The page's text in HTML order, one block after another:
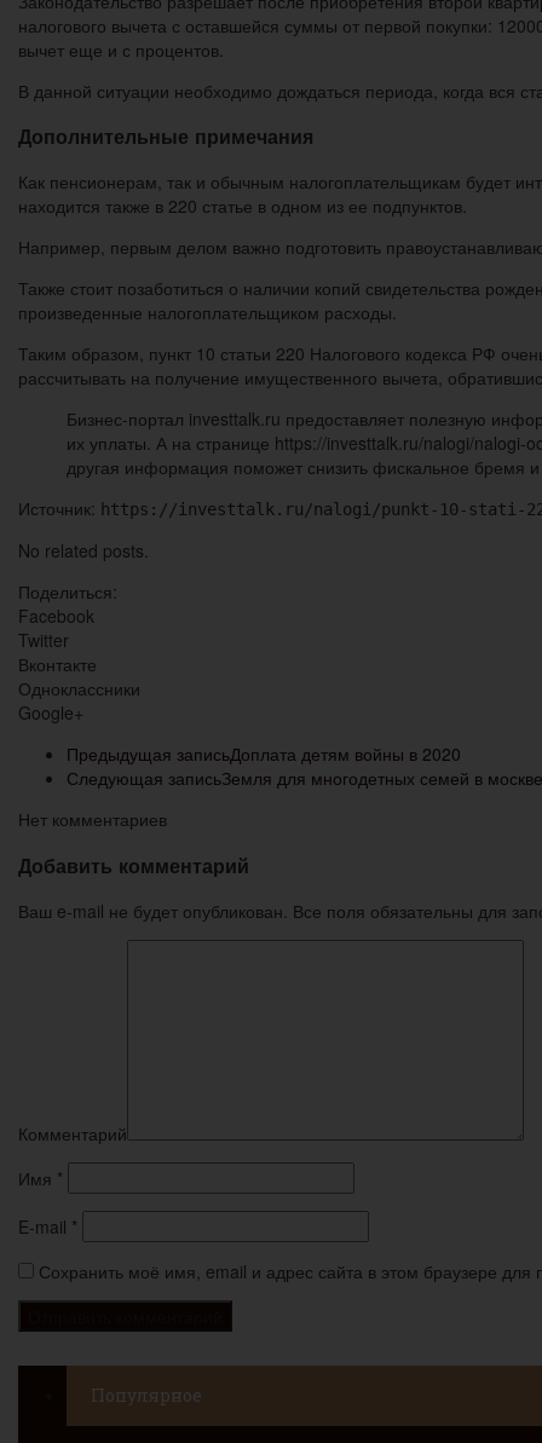
налогового вычета с оставшейся суммы от первой покупки:
вычет еще и с процентов.
В данной ситуации необходимо дождаться периода, когда вся
Дополнительные примечания
Как пенсионерам, так и обычным налогоплательщикам будет
находится также в 220 статье в одном из ее подпунктов.
Например, первым делом важно подготовить
Также стоит позаботиться о наличии копий свидетельства
произведенные налогоплательщиком расходы.
Таким образом, пункт 10 статьи 220 Налогового кодекса РФ
рассчитывать на получение имущественного вычета,
Бизнес-портал investtalk.ru предоставляет полезную
их уплаты. А на странице https://investtalk.ru/nalogi/nalogi-
другая информация поможет снизить фискальное бремя
Источник: https://investtalk.ru/nalogi/punkt-10-stati-
No related posts.
Поделиться:
Facebook
Twitter
Вконтакте
Одноклассники
Google+
Предыдущая записьДоплата детям войны в 2020
Следующая записьЗемля для многодетных семей в
Нет комментариев
Добавить комментарий
Ваш e-mail не будет опубликован. Все поля обязательны для
Комментарий
Имя *
E-mail *
Сохранить моё имя, email и адрес сайта в этом браузере
Популярное